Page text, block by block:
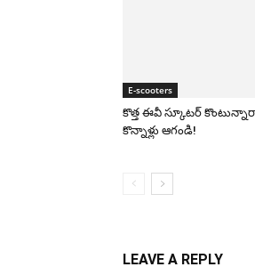
E-scooters
కొత్త ఈవీ స్కూట‌ర్
కొన్నాళ్లు ఆగండి!
LEAVE A REPLY